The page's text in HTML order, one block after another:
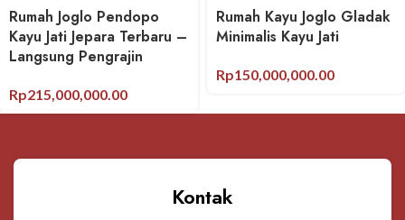
Rumah Joglo Pendopo
Kayu Jati Jepara Terbaru –
Langsung Pengrajin
Rp215,000,000.00
Rumah Kayu Joglo Gladak
Minimalis Kayu Jati
Rp150,000,000.00
Kontak